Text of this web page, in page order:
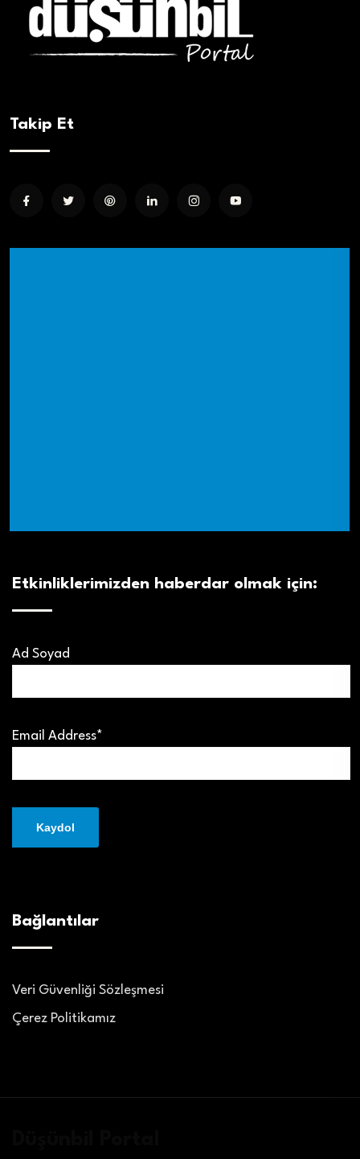
Takip Et
Etkinliklerimizden haberdar olmak için:
Ad Soyad
Email Address*
Bağlantılar
Veri Güvenliği Sözleşmesi
Çerez Politikamız